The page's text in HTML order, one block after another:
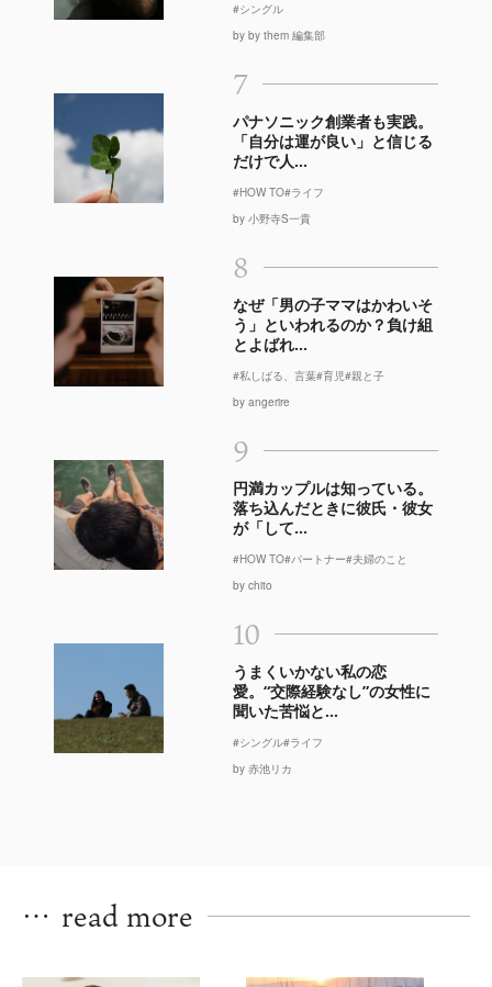
#シングル
by by them 編集部
7
パナソニック創業者も実践。
「自分は運が良い」と信じる
だけで人...
#HOW TO#ライフ
by 小野寺S一貴
8
なぜ「男の子ママはかわいそ
う」といわれるのか？負け組
とよばれ...
#私しばる、言葉#育児#親と子
by angerire
9
円満カップルは知っている。
落ち込んだときに彼氏・彼女
が「して...
#HOW TO#パートナー#夫婦のこと
by chito
10
うまくいかない私の恋
愛。“交際経験なし”の女性に
聞いた苦悩と...
#シングル#ライフ
by 赤池リカ
… read more